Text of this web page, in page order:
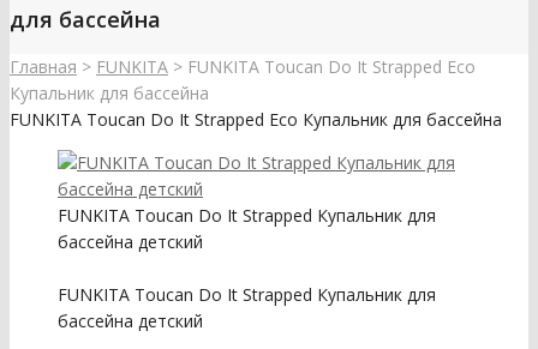
для бассейна
Главная > FUNKITA > FUNKITA Toucan Do It Strapped Eco
Купальник для бассейна
FUNKITA Toucan Do It Strapped Eco Купальник для бассейна
FUNKITA Toucan Do It Strapped Купальник для
бассейна детский
FUNKITA Toucan Do It Strapped Купальник для
бассейна детский